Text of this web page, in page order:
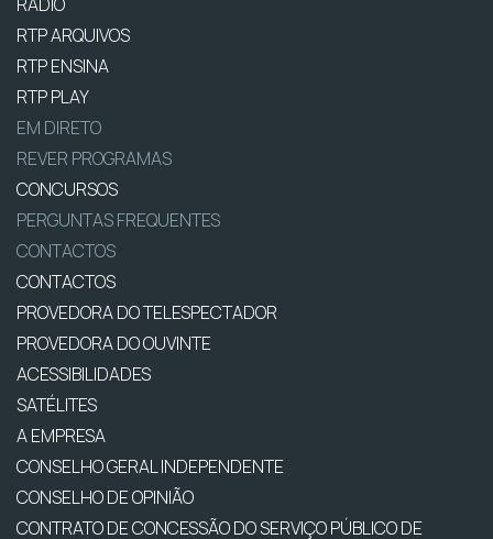
RTP ARQUIVOS
RTP ENSINA
RTP PLAY
EM DIRETO
REVER PROGRAMAS
CONCURSOS
PERGUNTAS FREQUENTES
CONTACTOS
CONTACTOS
PROVEDORA DO TELESPECTADOR
PROVEDORA DO OUVINTE
ACESSIBILIDADES
SATÉLITES
A EMPRESA
CONSELHO GERAL INDEPENDENTE
CONSELHO DE OPINIÃO
CONTRATO DE CONCESSÃO DO SERVIÇO PÚBLICO DE